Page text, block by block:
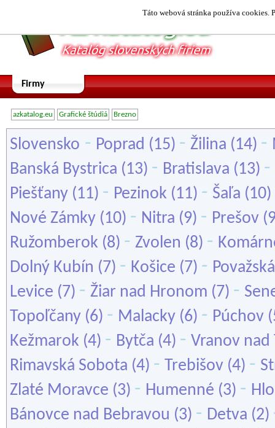
Táto webová stránka používa cookies.
Firmy
azkatalog.eu Grafické štúdiá Brezno
Slovensko - Poprad (15) - Žilina (14) -
Banská Bystrica (13) - Bratislava (13) -
Piešťany (11) - Pezinok (11) - Šaľa (10)
Nové Zámky (10) - Nitra (9) - Prešov
Ružomberok (8) - Zvolen (8) -
Dolný Kubín (7) - Košice (7) -
Levice (7) - Žiar nad Hronom (7) -
Topoľčany (6) - Malacky (6) - Púchov
Kežmarok (4) - Bytča (4) - Vranov nad
Rimavská Sobota (4) - Trebišov (4) -
Zlaté Moravce (3) - Humenné (3) -
Bánovce nad Bebravou (3) - Detva (2)